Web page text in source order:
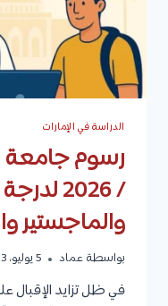
الدراسة في الإمارات
/ 2026
والماجستير
بواسطة عماد 5 يوليو، 2023
في ظل تزايد الإقبال